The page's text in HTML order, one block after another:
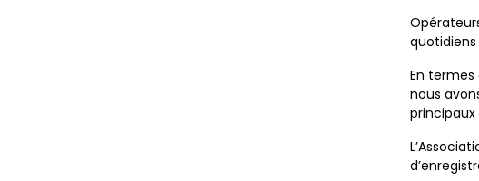
En
nous
principaux